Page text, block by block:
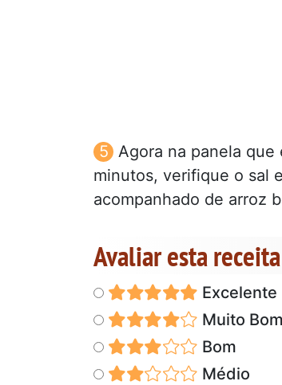
Agora na panela
minutos, verifique o sal
acompanhado de arroz
Avaliar esta receita
Excelente
Muito Bom
Bom
Médio